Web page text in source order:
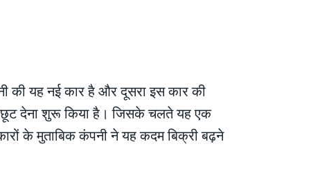
की यह नई कार है और दूसरा इस कार की
छूट देना शुरू किया है। जिसके चलते यह एक
के मुताबिक कंपनी ने यह कदम बिक्री बढ़ने